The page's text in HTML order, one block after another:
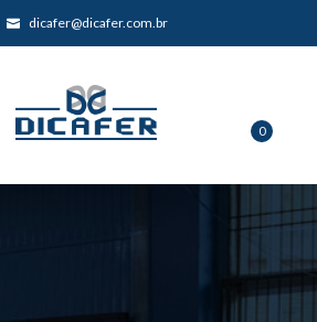
dicafer@dicafer.com.br
0